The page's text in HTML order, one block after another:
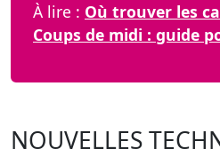
À lire : Où trouver les
Coups de midi : guide
NOUVELLES